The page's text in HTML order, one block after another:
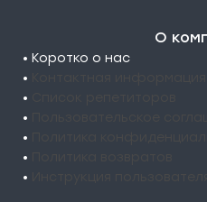
О
• Коротко о нас
•
•
•
•
•
•